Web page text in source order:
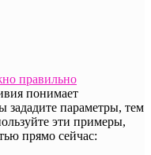
правильно
понимает
зададите параметры, тем
эти примеры,
прямо сейчас: